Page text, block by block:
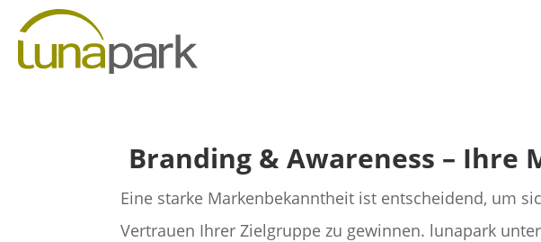
Branding & Awareness – Ihre
Eine starke Markenbekanntheit ist entscheidend, um
Vertrauen Ihrer Zielgruppe zu gewinnen. lunapark